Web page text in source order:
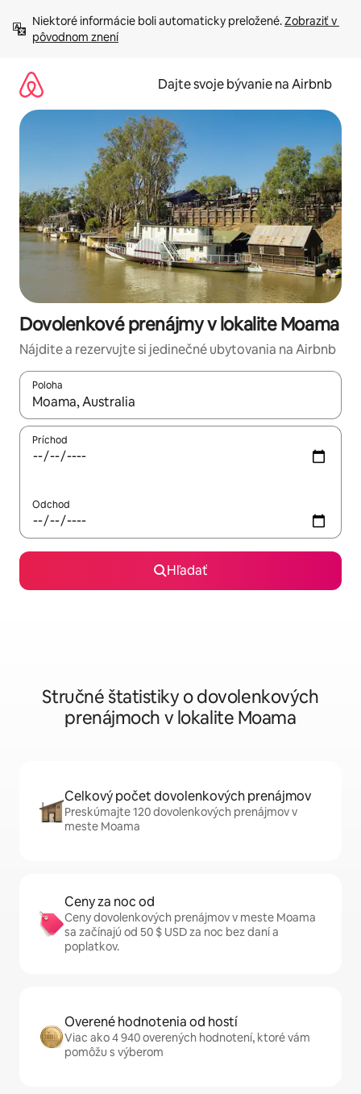
obsah.
Niektoré informácie boli automaticky preložené. Zobraziť v
pôvodnom znení
Dajte svoje bývanie na Airbnb
Dovolenkové prenájmy v lokalite Moama
Nájdite a rezervujte si jedinečné ubytovania na Airbnb
Poloha
Keď budú výsledky k dispozícii, môžete si ich prechádzať
Príchod
Odchod
Hľadať
Stručné štatistiky o dovolenkových
prenájmoch v lokalite Moama
Celkový počet dovolenkových prenájmov
Preskúmajte 120 dovolenkových prenájmov v
meste Moama
Ceny za noc od
Ceny dovolenkových prenájmov v meste Moama
sa začínajú od 50 $ USD za noc bez daní a
poplatkov.
Overené hodnotenia od hostí
Viac ako 4 940 overených hodnotení, ktoré vám
pomôžu s výberom